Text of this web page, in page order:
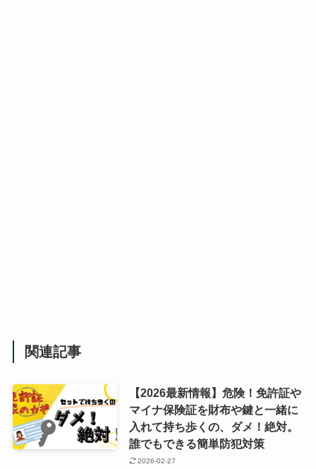
関連記事
【2026最新情報】危険！免許証や
マイナ保険証を財布や鍵と一緒に
入れて持ち歩くの、ダメ！絶対。
誰でもできる簡単防犯対策
2026-02-27